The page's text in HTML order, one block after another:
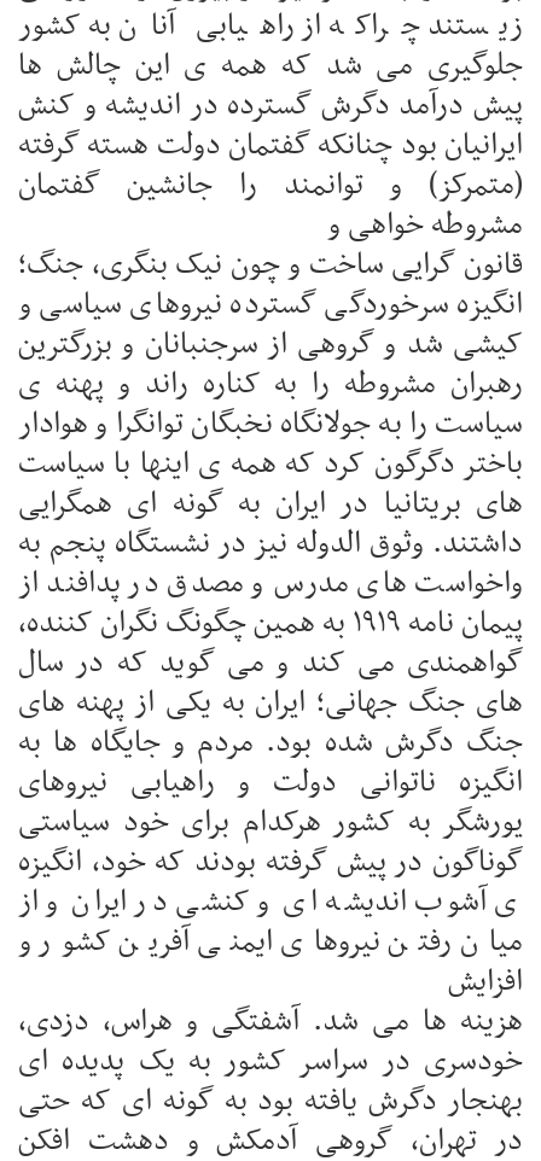
زیستند چراکه از راهیابی آنان به کشور
جلوگیری می شد که همه ی این چالش ها
پیش درآمد دگرش گسترده در اندیشه و کنش
ایرانیان بود چنانکه گفتمان دولت هسته گرفته
(متمرکز) و توانمند را جانشین گفتمان
مشروطه خواهی و
قانون گرایی ساخت و چون نیک بنگری، جنگ؛
انگیزه سرخوردگی گسترده نیروهای سیاسی و
کیشی شد و گروهی از سرجنبانان و بزرگترین
رهبران مشروطه را به کناره راند و پهنه ی
سیاست را به جولانگاه نخبگان توانگرا و هوادار
باختر دگرگون کرد که همه ی اینها با سیاست
های بریتانیا در ایران به گونه ای همگرایی
داشتند. وثوق الدوله نیز در نشستگاه پنجم به
واخواست های مدرس و مصدق در پدافند از
پیمان نامه ۱۹۱۹ به همین چگونگ نگران کننده،
گواهمندی می کند و می گوید که در سال
های جنگ جهانی؛ ایران به یکی از پهنه های
جنگ دگرش شده بود. مردم و جایگاه ها به
انگیزه ناتوانی دولت و راهیابی نیروهای
یورشگر به کشور هرکدام برای خود سیاستی
گوناگون در پیش گرفته بودند که خود، انگیزه
ی آشوب اندیشه ای و کنشی در ایران و از
میان رفتن نیروهای ایمنی آفرین کشور و
افزایش
هزینه ها می شد. آشفتگی و هراس، دزدی،
خودسری در سراسر کشور به یک پدیده ای
بهنجار دگرش یافته بود به گونه ای که حتی
در تهران، گروهی آدمکش و دهشت افکن